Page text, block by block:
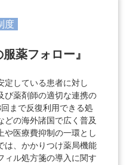
度
薬フォロー』
定している患者に対し
び薬剤師の適切な連携の
まで反復利用できる処
どの海外諸国で広く普及
や医療費抑制の一環とし
は、かかりつけ薬局機能
ィル処方箋の導入に関す